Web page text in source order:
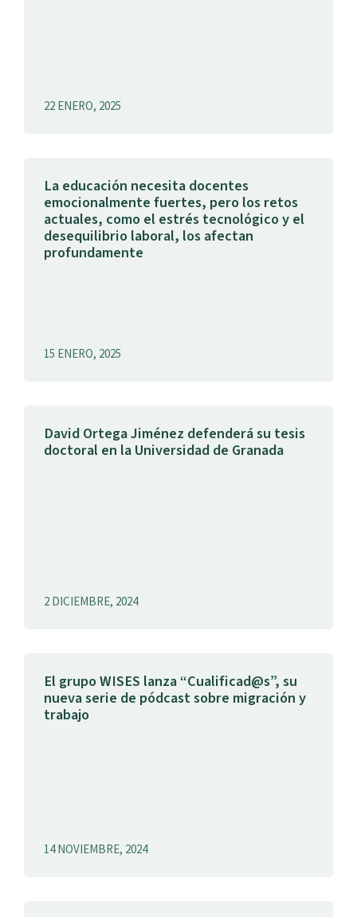
22 ENERO, 2025
La educación necesita docentes
emocionalmente fuertes, pero los retos
actuales, como el estrés tecnológico y el
desequilibrio laboral, los afectan
profundamente
15 ENERO, 2025
David Ortega Jiménez defenderá su tesis
doctoral en la Universidad de Granada
2 DICIEMBRE, 2024
El grupo WISES lanza “Cualificad@s”, su
nueva serie de pódcast sobre migración y
trabajo
14 NOVIEMBRE, 2024